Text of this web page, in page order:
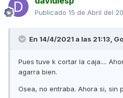
Publicado 15 de Abril del
En 14/4/2021 a las 21:13,
Pues tuve k cortar la caja....
agarra bien.
Osea, no entraba. Ahora si, sin